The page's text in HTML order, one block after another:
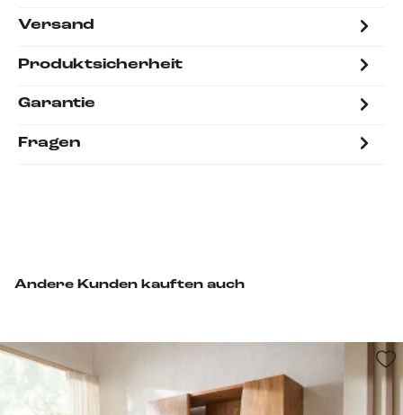
Versand
Produktsicherheit
Garantie
Fragen
Andere Kunden kauften auch